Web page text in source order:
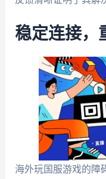
稳定连接，
海外玩国服游戏的障